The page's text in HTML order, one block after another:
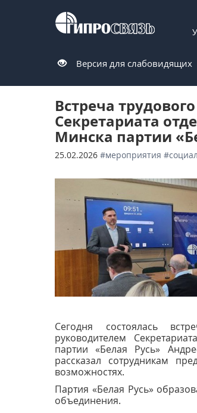
Версия для слабовидящих
Встреча
Секретариата
Минска партии
25.02.2026 #мероприятия
Сегодня состоялась
руководителем
партии «Белая Русь»
рассказал сотрудникам
возможностях.
Партия «Белая Русь»
объединения.